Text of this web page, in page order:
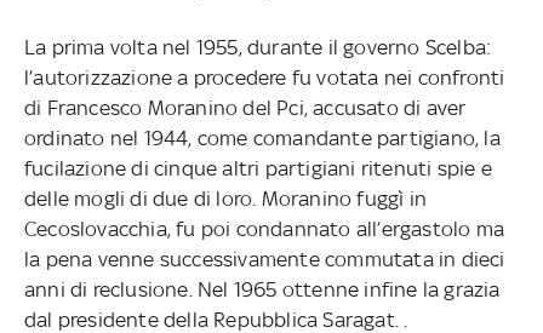
La prima volta nel 1955, durante il governo Scelba:
l’autorizzazione a procedere fu votata nei confronti
di Francesco Moranino del Pci, accusato di aver
ordinato nel 1944, come comandante partigiano, la
fucilazione di cinque altri partigiani ritenuti spie e
delle mogli di due di loro. Moranino fuggì in
Cecoslovacchia, fu poi condannato all’ergastolo ma
la pena venne successivamente commutata in dieci
anni di reclusione. Nel 1965 ottenne infine la grazia
dal presidente della Repubblica Saragat. .